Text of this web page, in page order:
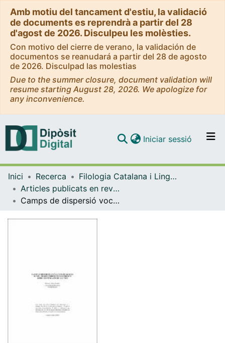
Amb motiu del tancament d'estiu, la validació
de documents es reprendrà a partir del 28
d'agost de 2026. Disculpeu les molèsties.
Con motivo del cierre de verano, la validación de
documentos se reanudará a partir del 28 de agosto
de 2026. Disculpad las molestias
Due to the summer closure, document validation will
resume starting August 28, 2026. We apologize for
any inconvenience.
Navega per tot el DD
Iniciar sessió (current)
Inici Recerca
Filologia Catalana i Lingüística General
Articles publicats en revistes (Filologia Catalana i Lingüística General)
Camps de dispersió vocàlica en imitacions de veu: primers indicis d'un experiment sobre identificació de locutor